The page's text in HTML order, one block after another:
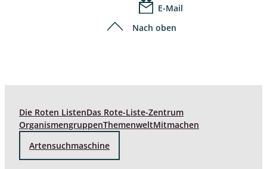
E-Mail
Nach oben
Die Roten ListenDas Rote-Liste-Zentrum
OrganismengruppenThemenweltMitmachen
Artensuchmaschine